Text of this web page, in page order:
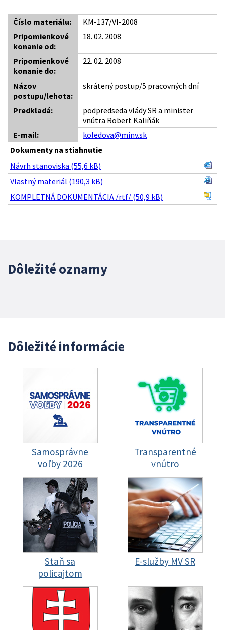
Číslo materiálu:
KM-137/VI-2008
Pripomienkové
konanie od:
18. 02. 2008
Pripomienkové
konanie do:
22. 02. 2008
Názov
postupu/lehota:
skrátený postup/5 pracovných dní
Predkladá:
podpredseda vlády SR a minister
vnútra Robert Kaliňák
E-mail:
koledova@minv.sk
Dokumenty na stiahnutie
Návrh stanoviska (55,6 kB)
Vlastný materiál (190,3 kB)
KOMPLETNÁ DOKUMENTÁCIA /rtf/ (50,9 kB)
Dôležité oznamy
Dôležité informácie
Samosprávne
voľby 2026
Transparentné
vnútro
Staň sa
policajtom
E-služby MV SR